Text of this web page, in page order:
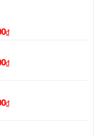
₫Giá
là:
₫Giá
1.530.000₫.
₫Giá